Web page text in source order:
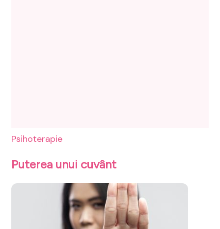
Psihoterapie
Puterea unui cuvânt